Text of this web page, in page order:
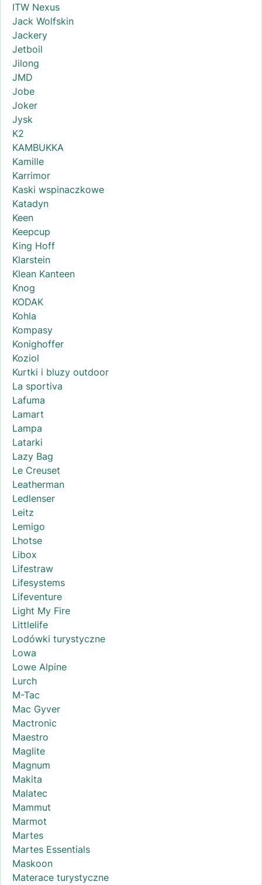
ITW Nexus
Jack Wolfskin
Jackery
Jetboil
Jilong
JMD
Jobe
Joker
Jysk
K2
KAMBUKKA
Kamille
Karrimor
Kaski wspinaczkowe
Katadyn
Keen
Keepcup
King Hoff
Klarstein
Klean Kanteen
Knog
KODAK
Kohla
Kompasy
Konighoffer
Koziol
Kurtki i bluzy outdoor
La sportiva
Lafuma
Lamart
Lampa
Latarki
Lazy Bag
Le Creuset
Leatherman
Ledlenser
Leitz
Lemigo
Lhotse
Libox
Lifestraw
Lifesystems
Lifeventure
Light My Fire
Littlelife
Lodówki turystyczne
Lowa
Lowe Alpine
Lurch
M-Tac
Mac Gyver
Mactronic
Maestro
Maglite
Magnum
Makita
Malatec
Mammut
Marmot
Martes
Martes Essentials
Maskoon
Materace turystyczne